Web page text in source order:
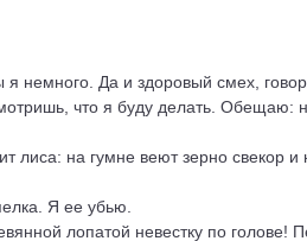
немного. Да и здоровый смех,
что я буду делать. Обещаю:
на гумне веют зерно свекор и
Я ее убью.
лопатой невестку по голове!